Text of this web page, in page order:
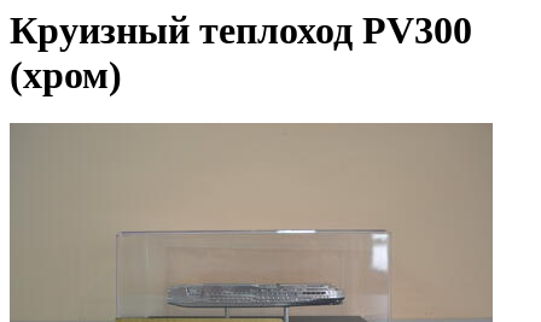
Круизный теплоход PV300
(хром)